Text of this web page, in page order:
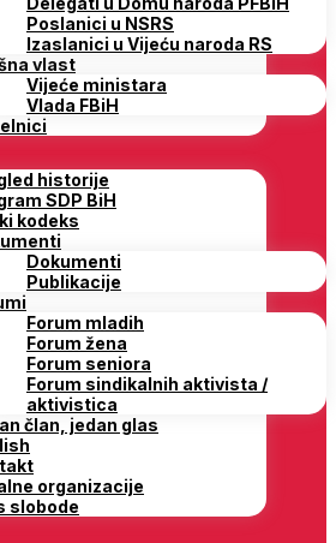
Poslanici u NSRS
Izaslanici u Vijeću naroda RS
vlast
Vijeće ministara
Vlada FBiH
historije
SDP BiH
kodeks
Dokumenti
Publikacije
Forum mladih
Forum žena
Forum seniora
Forum sindikalnih aktivista /
aktivistica
član, jedan glas
organizacije
slobode